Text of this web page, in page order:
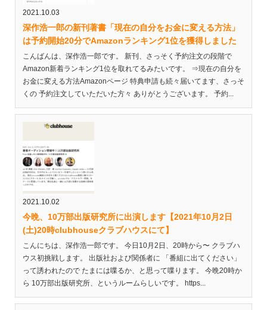
2021.10.03
深作浩一郎の新刊著書「現在の自分をお金に変える方法」
は予約開始20分でAmazonランキング1位を獲得しました
こんばんは、深作浩一郎です。 新刊、さっそく予約注文の段階で
Amazon新着ランキング1位を取れてるみたいです。 ⇒現在の自分を
お金に変える方法Amazonページ 特典申請も続々届いてます、さっそ
くの 予約注文していただいた方々 ありがとうございます。 予約...
2021.10.02
今晩、10万部出版研究所に出演します【2021年10月2日
(土)20時clubhouseクラブハウスにて】
こんにちは、深作浩一郎です。 今日10月2日、20時から〜 クラブハ
ウス初挑戦します。 出版社および関係者に 「番組に出てください」
って誘われたので たまには喋るか、と思って喋ります。 今晩20時か
ら 10万部出版研究所、というルームらしいです。 https...